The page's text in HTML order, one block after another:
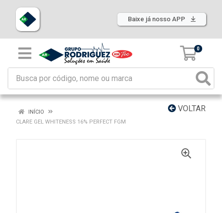
Baixe já nosso APP
0
VOLTAR
INÍCIO
CLARE GEL WHITENESS 16% PERFECT FGM